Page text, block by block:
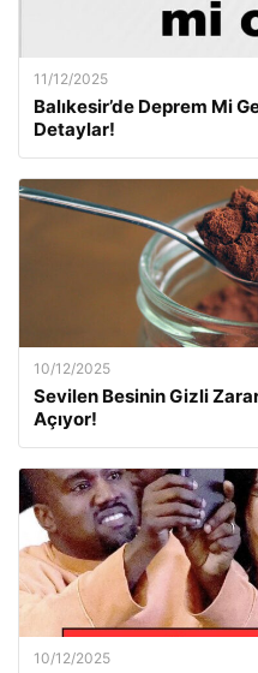
11/12/2025
Balıkesir’de Deprem Mi
Detaylar!
10/12/2025
Sevilen Besinin Gizli
Açıyor!
10/12/2025